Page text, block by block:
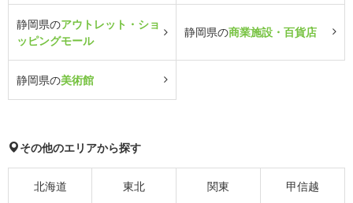
静岡県のアウトレット・ショ
ッピングモール
静岡県の商業施設・百貨店
静岡県の美術館
その他のエリアから探す
北海道 東北 関東 甲信越